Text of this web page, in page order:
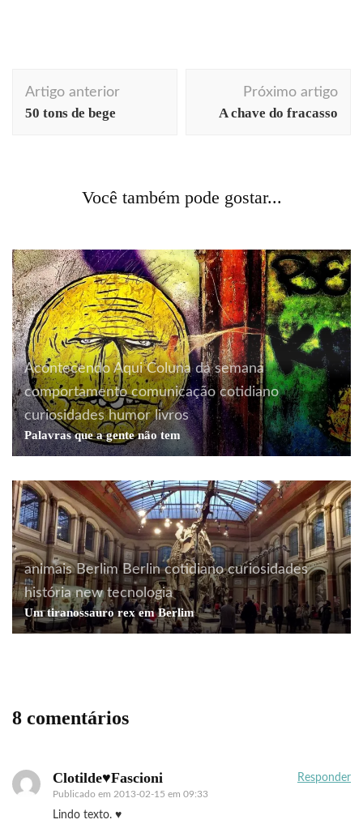
Navegação
de
Artigo anterior
50 tons de bege
Próximo artigo
A chave do fracasso
Você também pode gostar...
Ócio, demanda e comichão
Acontecendo Aqui Coluna da semana
comportamento comunicação cotidiano
curiosidades humor livros
Palavras que a gente não tem
animais Berlim Berlin cotidiano curiosidades
história new tecnologia
Um tiranossauro rex em Berlim
8 comentários
Clotilde♥Fascioni
Publicado em 2013-02-15 em 09:33
Responder
Lindo texto. ♥